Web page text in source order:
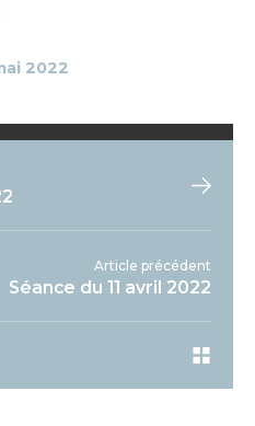
2022
Article précédent
Séance du 11 avril 2022